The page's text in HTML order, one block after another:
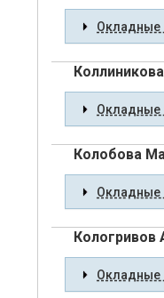
Окладные
Окладные
Колобова
Окладные
Кологривов
Окладные